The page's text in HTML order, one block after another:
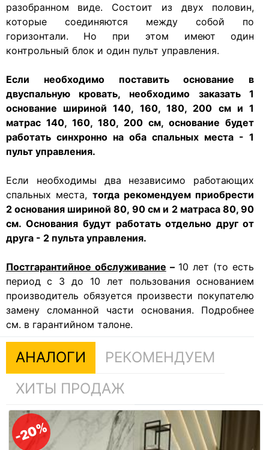
разобранном виде. Состоит из двух половин,
которые соединяются между собой по
горизонтали. Но при этом имеют один
контрольный блок и один пульт управления.
Если необходимо поставить основание в
двуспальную кровать, необходимо заказать 1
основание шириной 140, 160, 180, 200 см и 1
матрас 140, 160, 180, 200 см, основание будет
работать синхронно на оба спальных места - 1
пульт управления.
Если необходимы два независимо работающих
спальных места, тогда рекомендуем приобрести
2 основания шириной 80, 90 см и 2 матраса80, 90
см. Основания будут работать отдельно друг от
друга - 2 пульта управления.
Постгарантийное обслуживание – 10 лет (то есть
период с 3 до 10 лет пользования основанием
производитель обязуется произвести покупателю
замену сломанной части основания. Подробнее
см. в гарантийном талоне.
АНАЛОГИ
РЕКОМЕНДУЕМ
ХИТЫ ПРОДАЖ
-20%